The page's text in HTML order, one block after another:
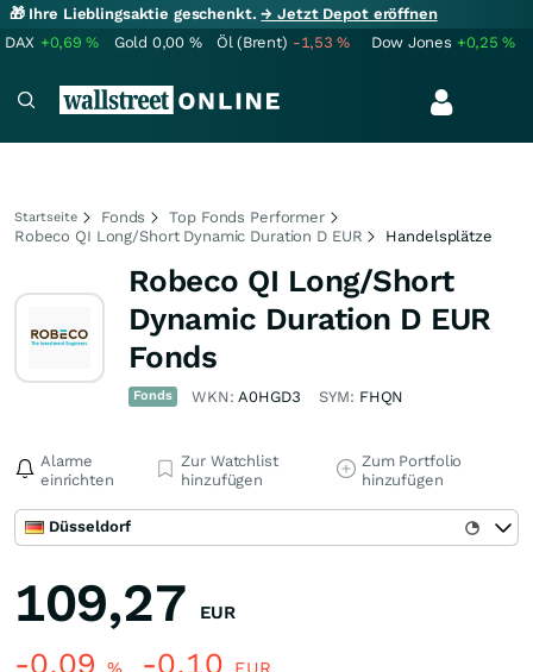
🎁 Ihre Lieblingsaktie geschenkt.→ Jetzt Depot eröffnen
DAX +0,69% Gold 0,00 % Öl (Brent) -1,53% Dow Jones +0,25%
Startseite Fonds
Top Fonds Performer
Robeco QI Long/Short Dynamic Duration D EUR
Handelsplätze
Robeco QI Long/Short
Dynamic Duration D EUR
Fonds
Fonds WKN:A0HGD3 SYM: FHQN
Alarme
einrichten
Zur Watchlist
hinzufügen
Zum Portfolio
hinzufügen
Düsseldorf
109,27 EUR
-0,09 -0,10